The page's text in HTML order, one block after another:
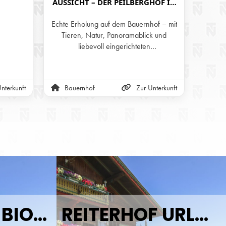
AUSSICHT – DER PEILBERGHOF IN
Echte Erholung auf dem Bauernhof – mit
Tieren, Natur, Panoramablick und
liebevoll eingerichteten
Bauernhof Zur Unterkunft
URLAUB AM BIOBAUERNHOF REITERHOF URLAUB